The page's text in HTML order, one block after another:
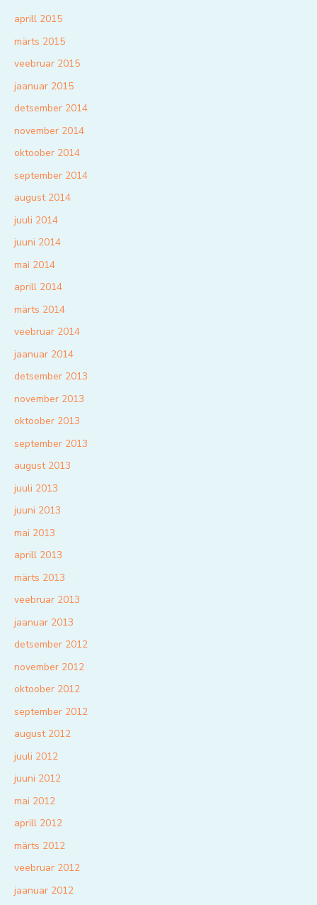
aprill 2015
märts 2015
veebruar 2015
jaanuar 2015
detsember 2014
november 2014
oktoober 2014
september 2014
august 2014
juuli 2014
juuni 2014
mai 2014
aprill 2014
märts 2014
veebruar 2014
jaanuar 2014
detsember 2013
november 2013
oktoober 2013
september 2013
august 2013
juuli 2013
juuni 2013
mai 2013
aprill 2013
märts 2013
veebruar 2013
jaanuar 2013
detsember 2012
november 2012
oktoober 2012
september 2012
august 2012
juuli 2012
juuni 2012
mai 2012
aprill 2012
märts 2012
veebruar 2012
jaanuar 2012